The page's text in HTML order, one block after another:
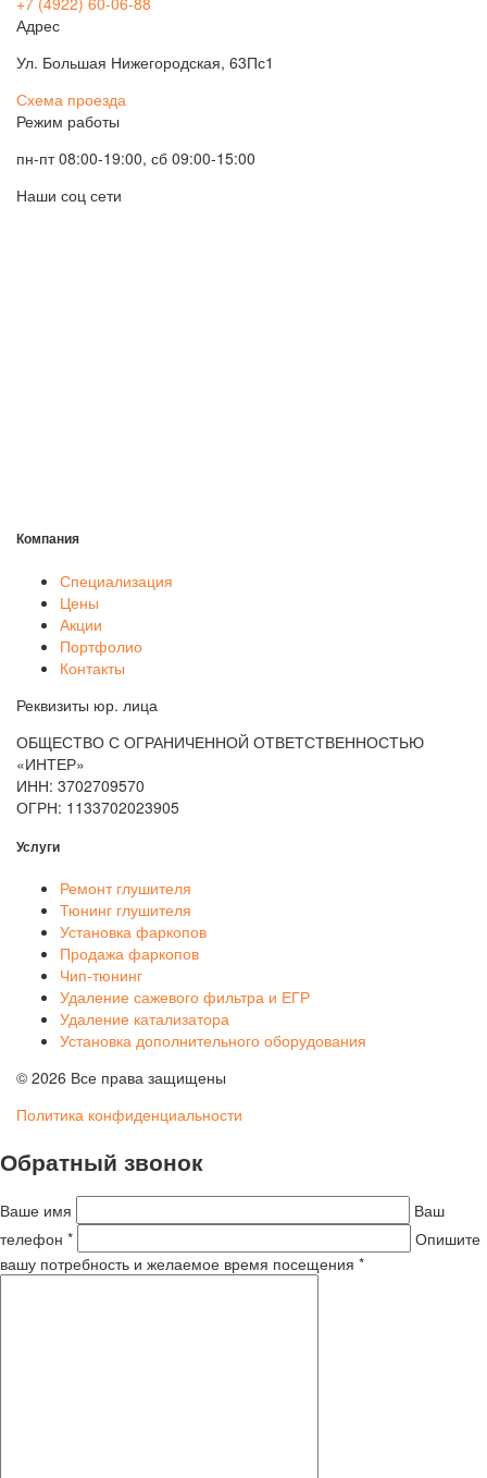
Адрес
Ул. Большая Нижегородская, 63Пс1
Схема проезда
Режим работы
пн-пт 08:00-19:00, сб 09:00-15:00
Наши соц сети
Компания
Специализация
Цены
Акции
Портфолио
Контакты
Реквизиты юр. лица
ОБЩЕСТВО С ОГРАНИЧЕННОЙ ОТВЕТСТВЕННОСТЬЮ
«ИНТЕР»
ИНН: 3702709570
ОГРН: 1133702023905
Услуги
Ремонт глушителя
Тюнинг глушителя
Установка фаркопов
Продажа фаркопов
Чип-тюнинг
Удаление сажевого фильтра и ЕГР
Удаление катализатора
Установка дополнительного оборудования
© 2026 Все права защищены
Политика конфиденциальности
Обратный звонок
Ваше имя
Ваш
телефон *
Опишите
вашу потребность и желаемое время посещения *